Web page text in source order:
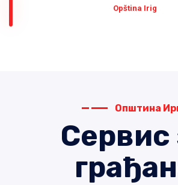
Оpština Irig
Општина
Сервис